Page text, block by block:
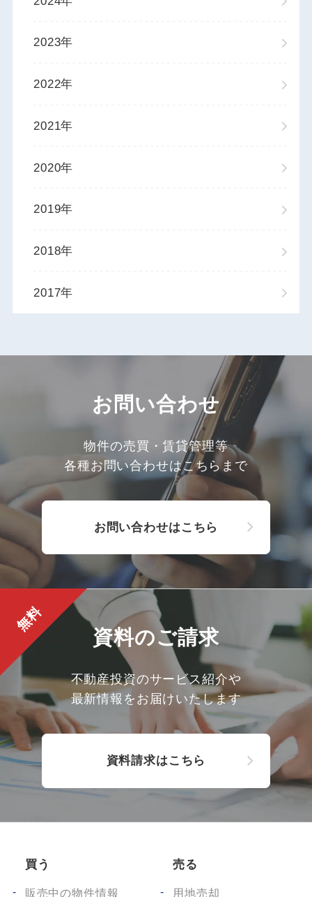
2023年
2022年
2021年
2020年
2019年
2018年
2017年
お問い合わせ
物件の売買・賃貸管理等
各種お問い合わせはこちらまで
お問い合わせはこちら
無料
資料のご請求
不動産投資のサービス紹介や
最新情報をお届けいたします
資料請求はこちら
買う
販売中の物件情報
売る
用地売却